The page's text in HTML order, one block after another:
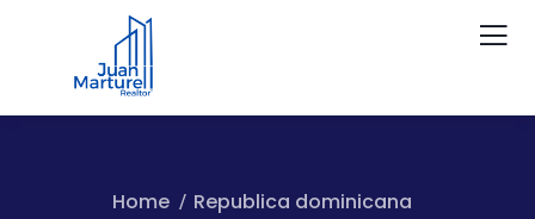
Home Republica dominicana